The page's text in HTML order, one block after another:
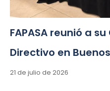
FAPASA reunió a
Directivo en
21 de julio de 2026